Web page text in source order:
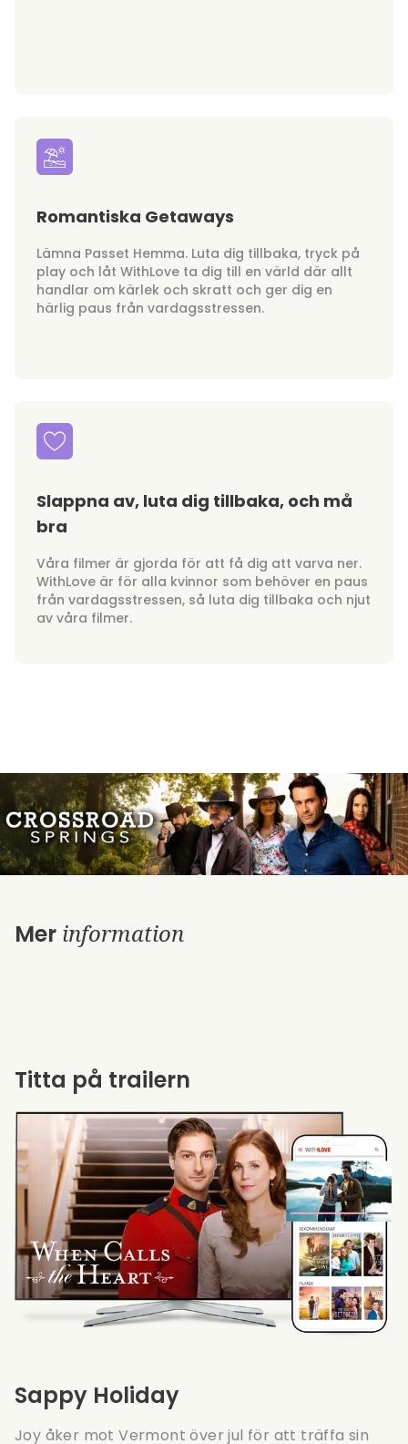
Romantiska Getaways
Lämna Passet Hemma. Luta dig tillbaka, tryck på
play och låt WithLove ta dig till en värld där allt
handlar om kärlek och skratt och ger dig en
härlig paus från vardagsstressen.
Slappna av, luta dig tillbaka, och må
bra
Våra filmer är gjorda för att få dig att varva ner.
WithLove är för alla kvinnor som behöver en paus
från vardagsstressen, så luta dig tillbaka och njut
av våra filmer.
Mer information
Sappy Holiday
Joy åker mot Vermont över jul för att träffa sin
Titta på trailern